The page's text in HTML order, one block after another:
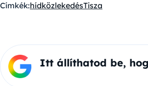
Címkék:hídközlekedésTisza
Itt állíthatod be,